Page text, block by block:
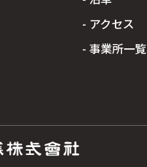
- アクセス
- 事業所⼀覧